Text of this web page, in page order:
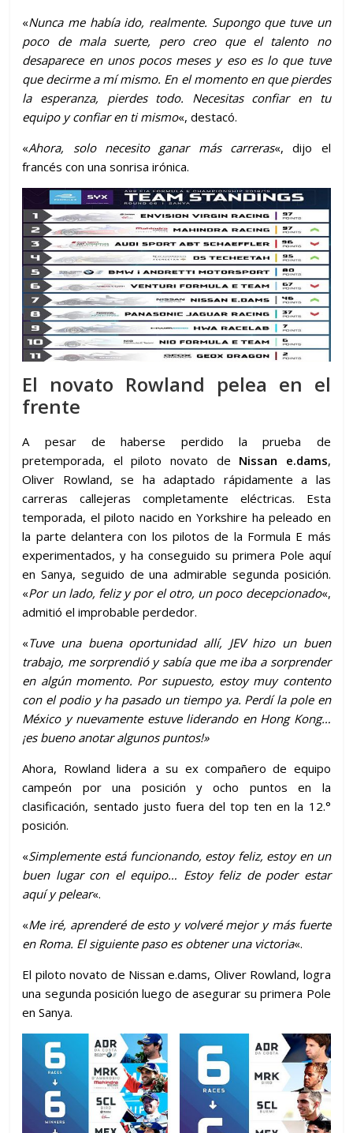
«Nunca me había ido, realmente. Supongo que tuve un
poco de mala suerte, pero creo que el talento no
desaparece en unos pocos meses y eso es lo que tuve
que decirme a mí mismo. En el momento en que pierdes
la esperanza, pierdes todo. Necesitas confiar en tu
equipo y confiar en ti mismo«, destacó.
«Ahora, solo necesito ganar más carreras«, dijo el
francés con una sonrisa irónica.
El novato Rowland pelea en el
frente
A pesar de haberse perdido la prueba de
pretemporada, el piloto novato de Nissan e.dams,
Oliver Rowland, se ha adaptado rápidamente a las
carreras callejeras completamente eléctricas. Esta
temporada, el piloto nacido en Yorkshire ha peleado en
la parte delantera con los pilotos de la Formula E más
experimentados, y ha conseguido su primera Pole aquí
en Sanya, seguido de una admirable segunda posición.
«Por un lado, feliz y por el otro, un poco decepcionado«,
admitió el improbable perdedor.
«Tuve una buena oportunidad allí, JEV hizo un buen
trabajo, me sorprendió y sabía que me iba a sorprender
en algún momento. Por supuesto, estoy muy contento
con el podio y ha pasado un tiempo ya. Perdí la pole en
México y nuevamente estuve liderando en Hong Kong…
¡es bueno anotar algunos puntos!»
Ahora, Rowland lidera a su ex compañero de equipo
campeón por una posición y ocho puntos en la
clasificación, sentado justo fuera del top ten en la 12.°
posición.
«Simplemente está funcionando, estoy feliz, estoy en un
buen lugar con el equipo… Estoy feliz de poder estar
aquí y pelear«.
«Me iré, aprenderé de esto y volveré mejor y más fuerte
en Roma. El siguiente paso es obtener una victoria«.
El piloto novato de Nissan e.dams, Oliver Rowland, logra
una segunda posición luego de asegurar su primera Pole
en Sanya.